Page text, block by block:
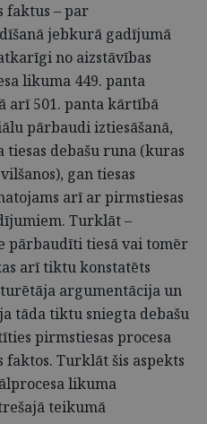
faktus – par
jebkurā gadījumā
no aizstāvības
likuma 449. panta
arī 501. panta kārtībā
pārbaudi iztiesāšanā,
debašu runa (kuras
gan tiesas
arī ar pirmstiesas
Turklāt –
pārbaudīti tiesā vai tomēr
arī tiktu konstatēts
argumentācija un
tāda tiktu sniegta debašu
pirmstiesas procesa
Turklāt šis aspekts
likuma
teikumā